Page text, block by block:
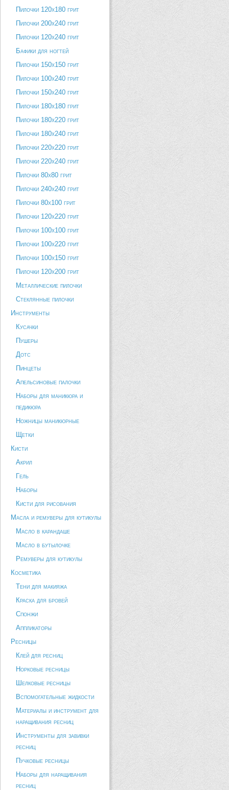
Пилочки 120х180 грит
Пилочки 200х240 грит
Пилочки 120х240 грит
Бафики для ногтей
Пилочки 150х150 грит
Пилочки 100х240 грит
Пилочки 150х240 грит
Пилочки 180х180 грит
Пилочки 180х220 грит
Пилочки 180х240 грит
Пилочки 220х220 грит
Пилочки 220х240 грит
Пилочки 80х80 грит
Пилочки 240х240 грит
Пилочки 80х100 грит
Пилочки 120х220 грит
Пилочки 100х100 грит
Пилочки 100х220 грит
Пилочки 100х150 грит
Пилочки 120х200 грит
Металлические пилочки
Стеклянные пилочки
Инструменты
Кусачки
Пушеры
Дотс
Пинцеты
Апельсиновые палочки
Наборы для маникюра и
педикюра
Ножницы маникюрные
Щетки
Кисти
Акрил
Гель
Наборы
Кисти для рисования
Масла и ремуверы для кутикулы
Масло в карандаше
Масло в бутылочке
Ремуверы для кутикулы
Косметика
Тени для макияжа
Краска для бровей
Спонжи
Аппликаторы
Ресницы
Клей для ресниц
Норковые ресницы
Шелковые ресницы
Вспомогательные жидкости
Материалы и инструмент для
наращивания ресниц
Инструменты для завивки
ресниц
Пучковые ресницы
Наборы для наращивания
ресниц